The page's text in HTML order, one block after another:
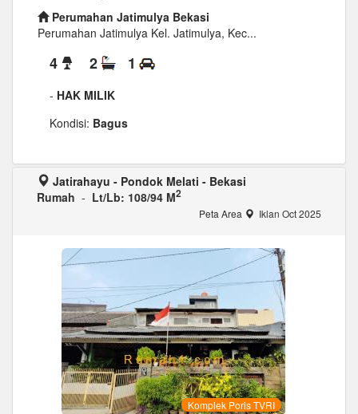
Perumahan Jatimulya Bekasi
Perumahan Jatimulya Kel. Jatimulya, Kec...
4 2 1
- HAK MILIK
Kondisi: Bagus
Jatirahayu - Pondok Melati - Bekasi
Rumah - Lt/Lb: 108/94 M2
Peta Area Iklan Oct 2025
Komplek Poris TVRI